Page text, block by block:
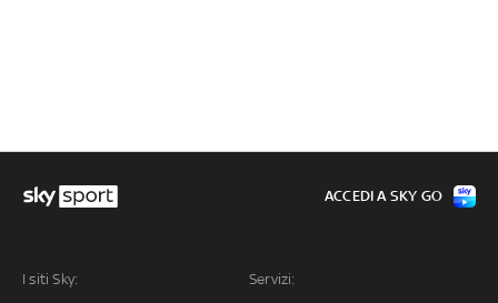
I siti Sky: Servizi:
ACCEDI A SKY GO